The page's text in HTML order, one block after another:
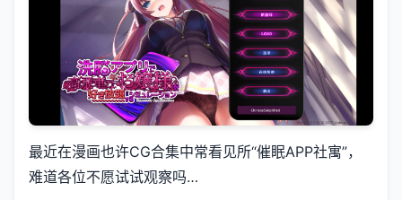
最近在漫画也许CG合集中常看见所“催眠APP社寓”，
难道各位不愿试试观察吗…